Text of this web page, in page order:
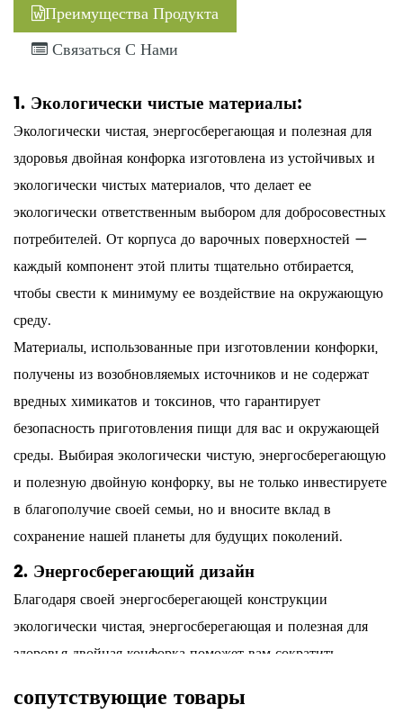
Преимущества Продукта
Связаться С Нами
1. Экологически чистые материалы:
Экологически чистая, энергосберегающая и полезная для
здоровья двойная конфорка изготовлена ​​из устойчивых и
экологически чистых материалов, что делает ее
экологически ответственным выбором для добросовестных
потребителей. От корпуса до варочных поверхностей —
каждый компонент этой плиты тщательно отбирается,
чтобы свести к минимуму ее воздействие на окружающую
среду.
Материалы, использованные при изготовлении конфорки,
получены из возобновляемых источников и не содержат
вредных химикатов и токсинов, что гарантирует
безопасность приготовления пищи для вас и окружающей
среды. Выбирая экологически чистую, энергосберегающую
и полезную двойную конфорку, вы не только инвестируете
в благополучие своей семьи, но и вносите вклад в
сохранение нашей планеты для будущих поколений.
2. Энергосберегающий дизайн
Благодаря своей энергосберегающей конструкции
экологически чистая, энергосберегающая и полезная для
здоровья двойная конфорка поможет вам сократить
электроэнергию. Благодаря передовой технологии нагрева
сопутствующие товары